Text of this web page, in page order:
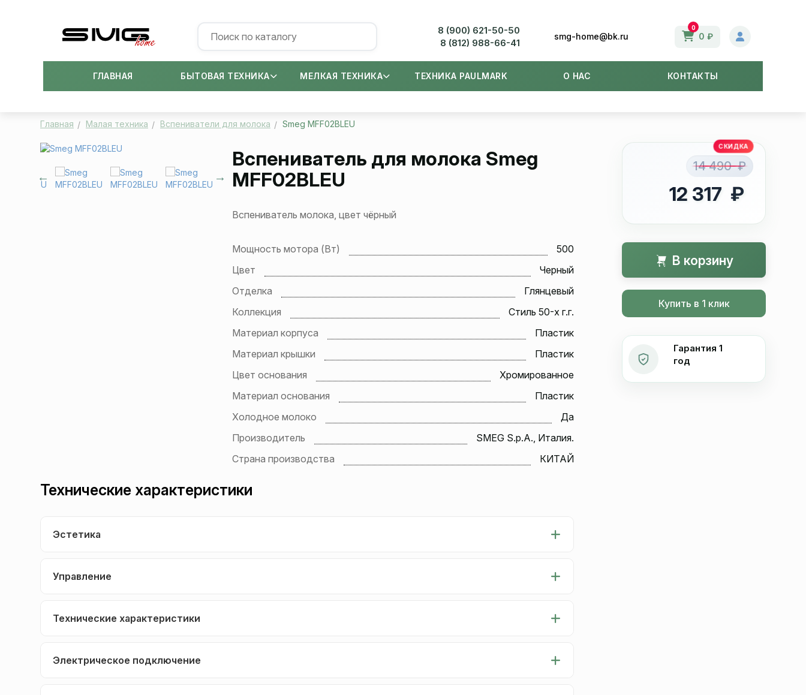
8 (900) 621-50-50
8 (812) 988-66-41
smg-home@bk.ru
0
0 ₽
ГЛАВНАЯ БЫТОВАЯ ТЕХНИКА МЕЛКАЯ ТЕХНИКА ТЕХНИКА PAULMARK О НАС КОНТАКТЫ
Главная Малая техника Вспениватели для молока Smeg MFF02BLEU
Вспениватель для молока Smeg
MFF02BLEU
Вспениватель молока, цвет чёрный
Мощность мотора (Вт)
500
Цвет
Черный
Отделка
Глянцевый
Коллекция
Стиль 50-х г.г.
Материал корпуса
Пластик
Материал крышки
Пластик
Цвет основания
Хромированное
Материал основания
Пластик
Холодное молоко
Да
Производитель
SMEG S.p.A., Италия.
Страна производства
КИТАЙ
Технические характеристики
Эстетика
Управление
Технические характеристики
Электрическое подключение
14 490 ₽
12 317 ₽
В корзину
Купить в 1 клик
Гарантия 1
год